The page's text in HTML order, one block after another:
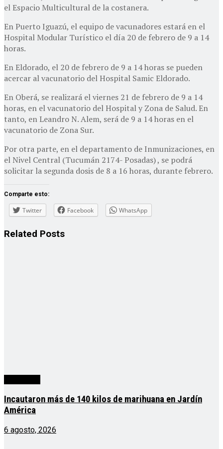
el Espacio Multicultural de la costanera.
En Puerto Iguazú, el equipo de vacunadores estará en el
Hospital Modular Turístico el día 20 de febrero de 9 a 14
horas.
En Eldorado, el 20 de febrero de 9 a 14 horas se pueden
acercar al vacunatorio del Hospital Samic Eldorado.
En Oberá, se realizará el viernes 21 de febrero de 9 a 14
horas, en el vacunatorio del Hospital y Zona de Salud. En
tanto, en Leandro N. Alem, será de 9 a 14 horas en el
vacunatorio de Zona Sur.
Por otra parte, en el departamento de Inmunizaciones, en
el Nivel Central (Tucumán 2174- Posadas) , se podrá
solicitar la segunda dosis de 8 a 16 horas, durante febrero.
Comparte esto:
Twitter Facebook WhatsApp
Related Posts
Incautaron más de 140 kilos de marihuana en Jardín
América
6 agosto, 2026